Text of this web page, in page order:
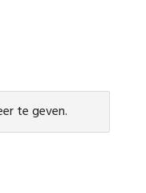
te geven.